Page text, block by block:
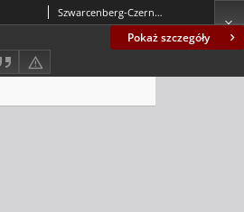
Pokaż szczegóły
Szwarcenberg-Czerny, Kazimierz (1895-1975)